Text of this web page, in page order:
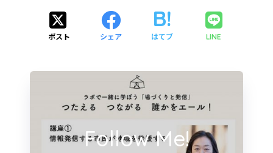
ポスト シェア はてブ LINE
Follow Me!